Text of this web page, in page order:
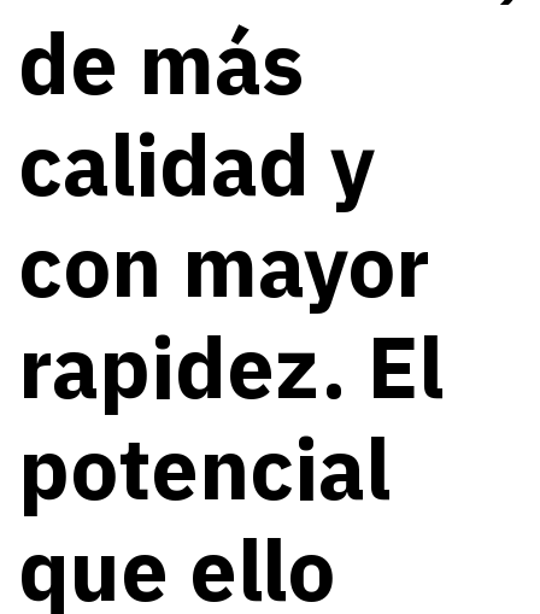
de más
calidad y
con mayor
rapidez. El
potencial
que ello